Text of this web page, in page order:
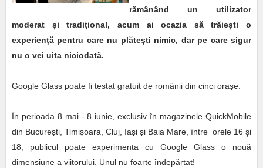
rămânând un utilizator
moderat și tradiţional, acum ai ocazia să trăiești o
experiență pentru care nu plătești nimic, dar pe care sigur
nu o vei uita niciodată.
Google Glass poate fi testat gratuit de românii din cinci orașe.
În perioada 8 mai - 8 iunie, exclusiv în magazinele QuickMobile
din București, Timișoara, Cluj, Iașiși Baia Mare, între orele 16 şi
18, publicul poate experimenta cu Google Glass o nouă
dimensiune a viitorului. Unul nu foarte îndepărtat!